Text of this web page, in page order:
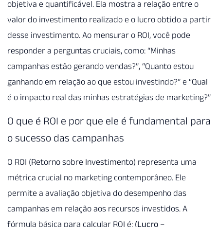
objetiva e quantificável. Ela mostra a relação entre o
valor do investimento realizado e o lucro obtido a partir
desse investimento. Ao mensurar o ROI, você pode
responder a perguntas cruciais, como: “Minhas
campanhas estão gerando vendas?”, “Quanto estou
ganhando em relação ao que estou investindo?” e “Qual
é o impacto real das minhas estratégias de marketing?”
O que é ROI e por que ele é fundamental para
o sucesso das campanhas
O ROI (Retorno sobre Investimento) representa uma
métrica crucial no marketing contemporâneo. Ele
permite a avaliação objetiva do desempenho das
campanhas em relação aos recursos investidos. A
fórmula básica para calcular ROI é: (Lucro –